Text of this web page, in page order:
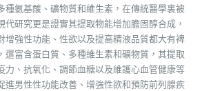
種氨基酸、礦物質和維生素，在傳統醫學裏被
代研究更是證實其提取物能增加膽固醇合成，
增強性功能、性欲以及提高精液品質都大有裨
還富含蛋白質、多種維生素和礦物質，其提取
力、抗氧化、調節血糖以及維護心血管健康等
進男性性功能改善、增強性欲和預防前列腺疾